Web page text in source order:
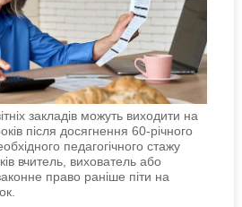
закладів можуть виходити на
після досягнення 60-річного
педагогічного стажу
вчитель, вихователь або
право раніше піти на